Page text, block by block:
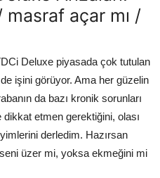
masraf açar mı /
Deluxe piyasada çok tutulan
işini görüyor. Ama her güzelin
da bazı kronik sorunları
etmen gerektiğini, olası
derledim. Hazırsan
üzer mi, yoksa ekmeğini mi